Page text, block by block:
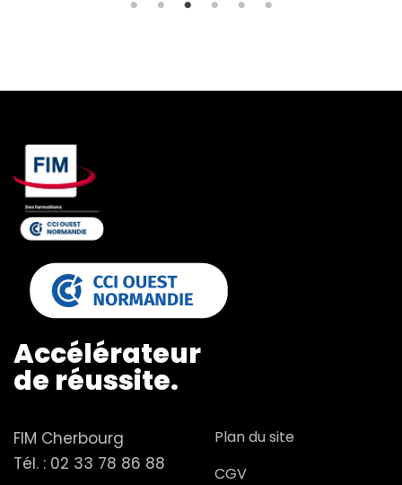
Accélérateur
de réussite.
FIM Cherbourg
Tél. : 02 33 78 86 88
Plan du site
CGV